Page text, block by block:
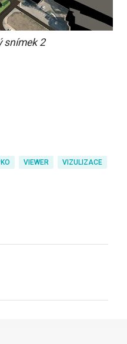
snímek 2
VIEWER VIZULIZACE